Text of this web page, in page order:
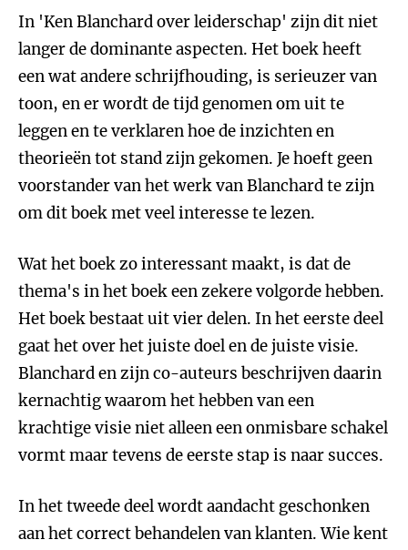
In 'Ken Blanchard over leiderschap' zijn dit niet
langer de dominante aspecten. Het boek heeft
een wat andere schrijfhouding, is serieuzer van
toon, en er wordt de tijd genomen om uit te
leggen en te verklaren hoe de inzichten en
theorieën tot stand zijn gekomen. Je hoeft geen
voorstander van het werk van Blanchard te zijn
om dit boek met veel interesse te lezen.
Wat het boek zo interessant maakt, is dat de
thema's in het boek een zekere volgorde hebben.
Het boek bestaat uit vier delen. In het eerste deel
gaat het over het juiste doel en de juiste visie.
Blanchard en zijn co-auteurs beschrijven daarin
kernachtig waarom het hebben van een
krachtige visie niet alleen een onmisbare schakel
vormt maar tevens de eerste stap is naar succes.
In het tweede deel wordt aandacht geschonken
aan het correct behandelen van klanten. Wie kent